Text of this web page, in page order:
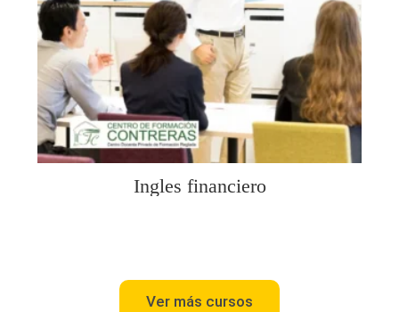
Ingles financiero
Ver más cursos